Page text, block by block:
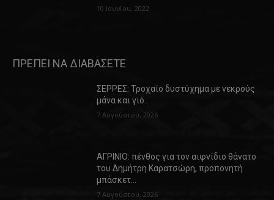
10 Ιουνίου, 2022
ΠΡΕΠΕΙ ΝΑ ΔΙΑΒΑΣΕΤΕ
ΣΕΡΡΕΣ: Τροχαίο δυστύχημα με νεκρούς
μάνα και γιό…
7 Αυγούστου, 2026
ΑΓΡΙΝΙΟ: πένθος για τον αιφνίδιο θάνατο
του Δημήτρη Καρατσώρη, προπονητή
μπάσκετ…
7 Αυγούστου, 2026